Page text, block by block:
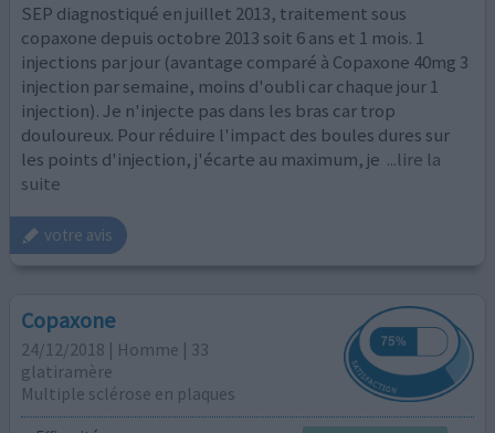
SEP diagnostiqué en juillet 2013, traitement sous
copaxone depuis octobre 2013 soit 6 ans et 1 mois. 1
injections par jour (avantage comparé à Copaxone 40mg 3
injection par semaine, moins d'oubli car chaque jour 1
injection). Je n'injecte pas dans les bras car trop
douloureux. Pour réduire l'impact des boules dures sur
les points d'injection, j'écarte au maximum, je ...lire la
suite
votre avis
Copaxone
24/12/2018 | Homme | 33
glatiramère
Multiple sclérose en plaques